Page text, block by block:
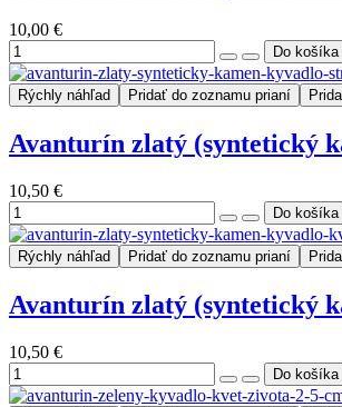
10,00 €
Rýchly náhľad Pridať do zoznamu prianí
Avanturín zlatý (syntetický
10,50 €
Rýchly náhľad Pridať do zoznamu prianí
Avanturín zlatý (syntetický
10,50 €